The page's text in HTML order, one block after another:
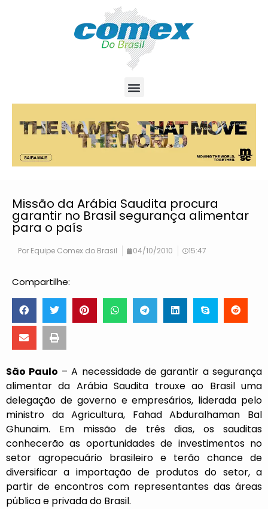
Missão da Arábia Saudita procura
garantir no Brasil segurança alimentar
para o país
Por Equipe Comex do Brasil 04/10/2010 15:47
Compartilhe:
São Paulo – A necessidade de garantir a segurança
alimentar da Arábia Saudita trouxe ao Brasil uma
delegação de governo e empresários, liderada pelo
ministro da Agricultura, Fahad Abduralhaman Bal
Ghunaim. Em missão de três dias, os sauditas
conhecerão as oportunidades de investimentos no
setor agropecuário brasileiro e terão chance de
diversificar a importação de produtos do setor, a
partir de encontros com representantes das áreas
pública e privada do Brasil.